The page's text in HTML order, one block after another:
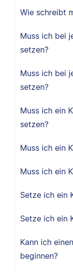
Wie schreibt
Muss ich bei
setzen?
Muss ich bei
setzen?
Muss ich ein
setzen?
Muss ich ein
Muss ich ein
Setze ich ein
Setze ich ein
Kann ich
beginnen?